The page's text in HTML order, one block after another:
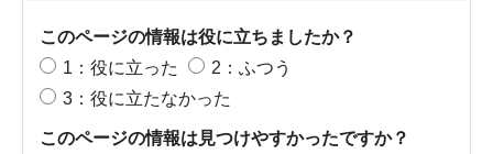
このページの情報は役に立ちましたか？
1：役に立った
2：ふつう
3：役に立たなかった
このページの情報は見つけやすかったですか？